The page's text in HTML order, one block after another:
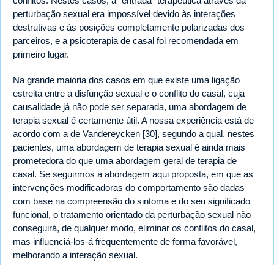
perturbação sexual era impossível devido às interações
destrutivas e às posições completamente polarizadas dos
parceiros, e a psicoterapia de casal foi recomendada em
primeiro lugar.
Na grande maioria dos casos em que existe uma ligação
estreita entre a disfunção sexual e o conflito do casal, cuja
causalidade já não pode ser separada, uma abordagem de
terapia sexual é certamente útil. A nossa experiência está de
acordo com a de Vandereycken [30], segundo a qual, nestes
pacientes, uma abordagem de terapia sexual é ainda mais
prometedora do que uma abordagem geral de terapia de
casal. Se seguirmos a abordagem aqui proposta, em que as
intervenções modificadoras do comportamento são dadas
com base na compreensão do sintoma e do seu significado
funcional, o tratamento orientado da perturbação sexual não
conseguirá, de qualquer modo, eliminar os conflitos do casal,
mas influenciá-los-á frequentemente de forma favorável,
melhorando a interação sexual.